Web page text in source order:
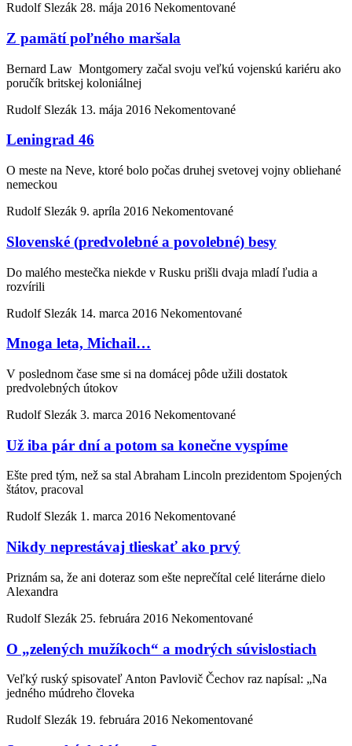
Rudolf Slezák 28. mája 2016 Nekomentované
Z pamätí poľného maršala
Bernard Law Montgomery začal svoju veľkú vojenskú kariéru ako
poručík britskej koloniálnej
Rudolf Slezák 13. mája 2016 Nekomentované
Leningrad 46
O meste na Neve, ktoré bolo počas druhej svetovej vojny obliehané
nemeckou
Rudolf Slezák 9. apríla 2016 Nekomentované
Slovenské (predvolebné a povolebné) besy
Do malého mestečka niekde v Rusku prišli dvaja mladí ľudia a
rozvírili
Rudolf Slezák 14. marca 2016 Nekomentované
Mnoga leta, Michail…
V poslednom čase sme si na domácej pôde užili dostatok
predvolebných útokov
Rudolf Slezák 3. marca 2016 Nekomentované
Už iba pár dní a potom sa konečne vyspíme
Ešte pred tým, než sa stal Abraham Lincoln prezidentom Spojených
štátov, pracoval
Rudolf Slezák 1. marca 2016 Nekomentované
Nikdy neprestávaj tlieskať ako prvý
Priznám sa, že ani doteraz som ešte neprečítal celé literárne dielo
Alexandra
Rudolf Slezák 25. februára 2016 Nekomentované
O „zelených mužíkoch“ a modrých súvislostiach
Veľký ruský spisovateľ Anton Pavlovič Čechov raz napísal: „Na
jedného múdreho človeka
Rudolf Slezák 19. februára 2016 Nekomentované